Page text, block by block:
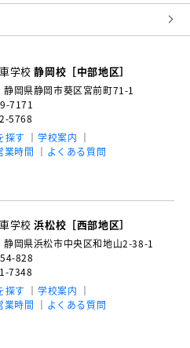
学校静岡校［中部地区］
静岡県静岡市葵区宮前町71-1
7171
5768
探す
学校案内
業時間
よくある質問
学校浜松校［西部地区］
静岡県浜松市中央区和地山2-38-1
828
7348
探す
学校案内
業時間
よくある質問